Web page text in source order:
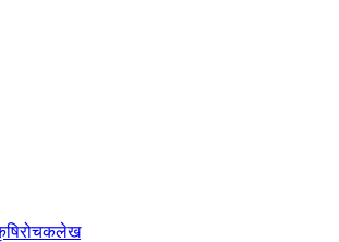
रोचकलेख